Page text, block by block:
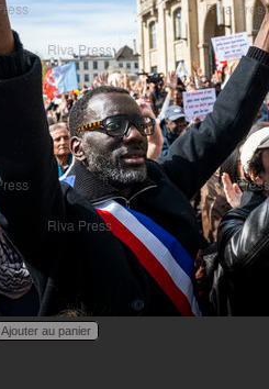
Ajouter au panier